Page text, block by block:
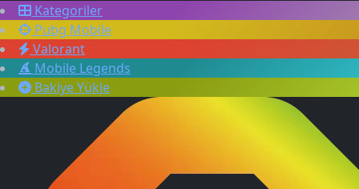
Kategoriler
Pubg Mobile
Valorant
Mobile Legends
Bakiye Yükle